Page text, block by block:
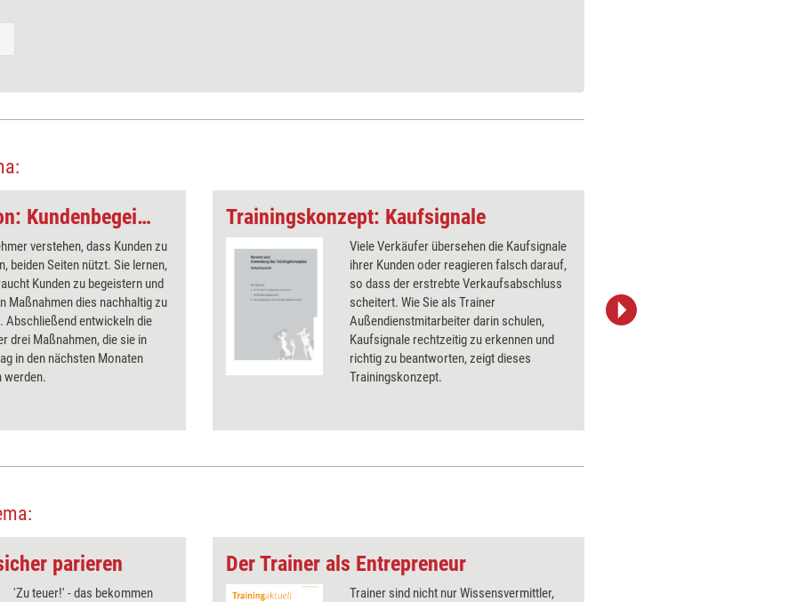
Microtraining Session: Kundenbegeisterung
verstehen, dass Kunden zu
beiden Seiten nützt. Sie lernen,
Kunden zu begeistern und
Maßnahmen dies nachhaltig zu
Abschließend entwickeln die
drei Maßnahmen, die sie in
in den nächsten Monaten
werden.
Trainingskonzept: Kaufsignale
Viele Verkäufer übersehen die Kaufsignale
ihrer Kunden oder reagieren falsch darauf,
so dass der erstrebte Verkaufsabschluss
scheitert. Wie Sie als Trainer
Außendienstmitarbeiter darin schulen,
Kaufsignale rechtzeitig zu erkennen und
richtig zu beantworten, zeigt dieses
Trainingskonzept.
parieren
'Zu teuer!' - das bekommen
Der Trainer als Entrepreneur
Trainer sind nicht nur Wissensvermittler,